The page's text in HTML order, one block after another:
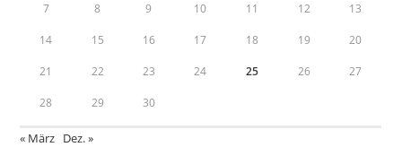
7 8 9 10 11 12 13
14 15 16 17 18 19 20
21 22 23 24 25 26 27
28 29 30
« März Dez. »